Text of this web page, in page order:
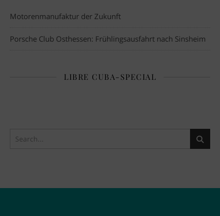
Motorenmanufaktur der Zukunft
Porsche Club Osthessen: Frühlingsausfahrt nach Sinsheim
LIBRE CUBA-SPECIAL